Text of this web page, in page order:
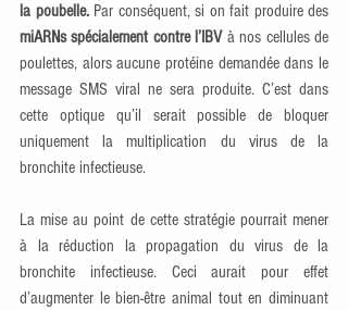
la poubelle.
miARNs spécialement contre l’IBV à nos cellules de
poulettes, alors aucune protéine demandée dans le
message SMS viral ne sera produite. C’est dans
cette optique qu’il serait possible de bloquer
uniquement la multiplication du virus de la
bronchite infectieuse.
La mise au point de cette stratégie pourrait mener
à la réduction la propagation du virus de la
bronchite infectieuse. Ceci aurait pour effet
d’augmenter le bien-être animal tout en diminuant